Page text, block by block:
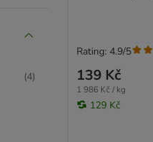
(4) 139 Kč
1 986 Kč / kg
129 Kč
Rating: 4.9/5